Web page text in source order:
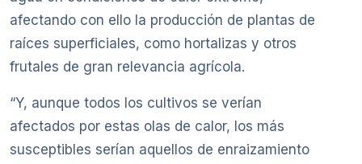
afectando con ello la producción de plantas de
raíces superficiales, como hortalizas y otros
frutales de gran relevancia agrícola.
“Y, aunque todos los cultivos se verían
afectados por estas olas de calor, los más
susceptibles serían aquellos de enraizamiento